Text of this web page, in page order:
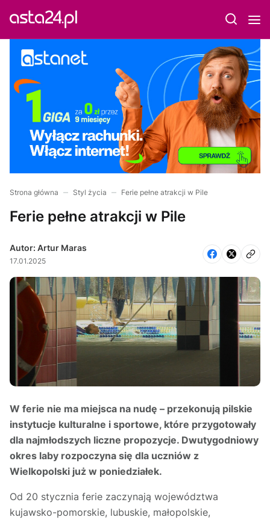
Strona główna Styl życia Ferie pełne atrakcji w Pile
Ferie pełne atrakcji w Pile
Autor: Artur Maras
17.01.2025
W ferie nie ma miejsca na nudę – przekonują pilskie
instytucje kulturalne i sportowe, które przygotowały
dla najmłodszych liczne propozycje. Dwutygodniowy
okres laby rozpoczyna się dla uczniów z
Wielkopolski już w poniedziałek.
Od 20 stycznia ferie zaczynają województwa
kujawsko-pomorskie, lubuskie, małopolskie,